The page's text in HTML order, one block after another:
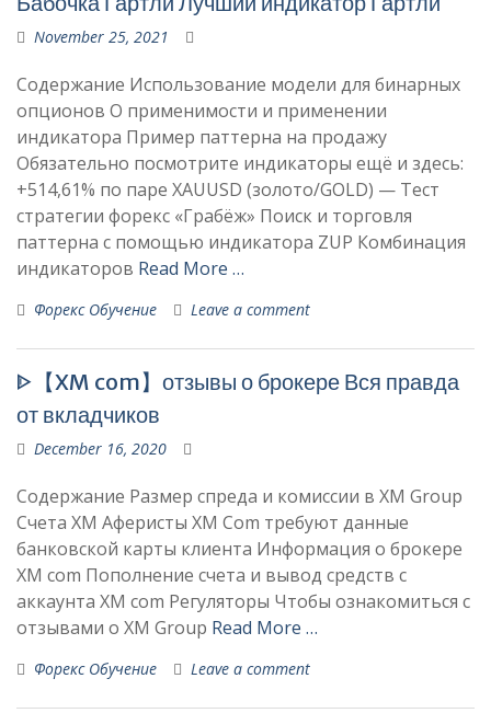
November 25, 2021
Содержание Использование модели для бинарных
опционов О применимости и применении
индикатора Пример паттерна на продажу
Обязательно посмотрите индикаторы ещё и здесь:
+514,61% по паре XAUUSD (золото/GOLD) — Тест
стратегии форекс «Грабёж» Поиск и торговля
паттерна с помощью индикатора ZUP Комбинация
индикаторов Read More …
Форекс Обучение Leave a comment
ᐈ【XM com】отзывы о брокере Вся правда
от вкладчиков
December 16, 2020
Cодержание Размер спреда и комиссии в XM Group
Счета XM Аферисты XM Com требуют данные
банковской карты клиента Информация о брокере
XM com Пополнение счета и вывод средств с
аккаунта XM com Регуляторы Чтобы ознакомиться с
отзывами о XM Group Read More …
Форекс Обучение Leave a comment